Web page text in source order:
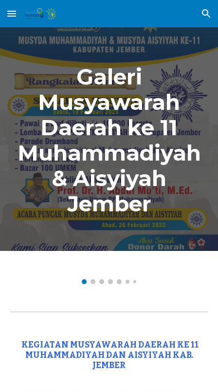
Skip to main content Skip to navigation
Galeri
Musyawarah
Daerah ke 11
Muhammadiyah
& Aisyiyah
Jember
KEGIATAN MUSYAWARAH DAERAH KE 11
MUHAMMADIYAH DAN AISYIYAH KAB.
JEMBER